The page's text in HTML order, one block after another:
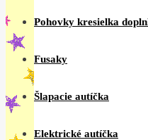
Pohovky kresielka
Fusaky
Šlapacie autíčka
Elektrické autíčka